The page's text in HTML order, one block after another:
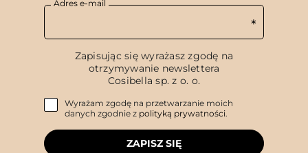
Adres e-mail
Zapisując się wyrażasz zgodę na
otrzymywanie newslettera
Cosibella sp. z o. o.
Wyrażam zgodę na przetwarzanie moich
danych zgodnie z polityką prywatności.
ZAPISZ SIĘ